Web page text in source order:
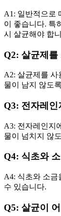
A1: 일반적으로
이 좋습니다. 특
시 살균해야 합
Q2: 살균제를
A2: 살균제를 사
물이 남지 않도
Q3: 전자레인
A3: 전자레인지
물이 넘치지 않
Q4: 식초와
A4: 식초와 소금
수 있습니다.
Q5: 살균이